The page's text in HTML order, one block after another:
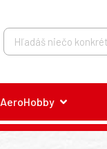
AeroHobby